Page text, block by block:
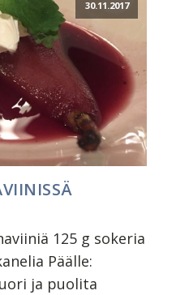
30.11.2017
125 g sokeria
Päälle:
ja puolita